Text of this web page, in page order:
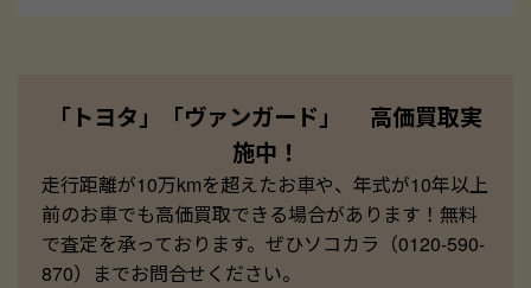
「トヨタ」「ヴァンガード」 高価買取実
施中！
走行距離が10万kmを超えたお車や、年式が10年以上
前のお車でも高価買取できる場合があります！無料
で査定を承っております。ぜひソコカラ（0120-590-
870）までお問合せください。